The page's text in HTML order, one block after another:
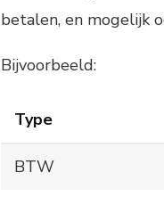
betalen, en mogelijk
Bijvoorbeeld:
Type
BTW